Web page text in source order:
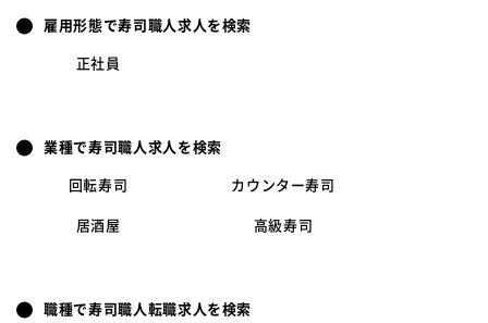
雇用形態で寿司職人求人を検索
正社員
業種で寿司職人求人を検索
回転寿司 カウンター寿司
居酒屋 高級寿司
職種で寿司職人転職求人を検索